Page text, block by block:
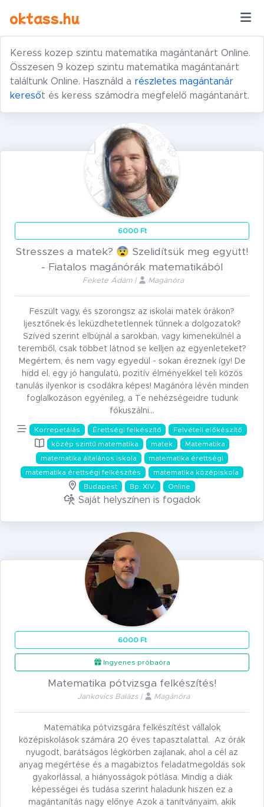
oktass.hu
Keress kozep szintu matematika magántanárt Online.
Összesen 9 kozep szintu matematika magántanárt
találtunk Online. Használd a részletes magántanár
keresőt és keress számodra megfelelő magántanárt.
6000 Ft
Stresszes a matek? 😨 Szelidítsük meg együtt!
- Fiatalos magánórák matematikából
Fekete Ádám | Magánóra
Feszült vagy, és szorongsz az iskolai matek órákon?
Ijesztőnek és leküzdhetetlennek tűnnek a dolgozatok?
Szíved szerint elbújnál a sarokban, vagy kimenekülnél a
teremből, csak többet látnod se kelljen az egyenleteket?
Megértem, és nem vagy egyedül - sokan éreznek így! De
hidd el, egy jó hangulatú, pozitív élményekkel teli közös
tanulás ilyenkor is csodákra képes! Magánóra lévén minden
foglalkozáson egyénileg, a Te nehézségeidre tudunk
fókuszálni…
Korrepetálás Érettségi felkészítő
Felvételi előkészítő
közép szintű matematika
matek
Matematika
matematika általános iskola
matematika érettségi
matematika érettségi felkészítés
matematika középiskola
Budapest
Bp. XIV. Online
Saját helyszínen is fogadok
6000 Ft
Ingyenes próbaóra
Matematika pótvizsga felkészítés!
Jankovics Balázs | Magánóra
Matematika pótvizsgára felkészítést vállalok
középiskolások számára 20 éves tapasztalattal. Az órák
nyugodt, barátságos légkörben zajlanak, ahol a cél az
anyag megértése és a magabiztos feladatmegoldás sok
gyakorlással, a hiányosságok pótlása. Mindig a diák
képességei és tudása szerint haladunk hiszen ez a
magántanítás nagy előnye Azok a tanítványaim, akik